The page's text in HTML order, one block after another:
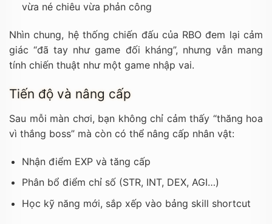
vừa né chiêu vừa phản công
Nhìn chung, hệ thống chiến đấu của RBO đem lại cảm
giác “đã tay như game đối kháng”, nhưng vẫn mang
tính chiến thuật như một game nhập vai.
Tiến độ và nâng cấp
Sau mỗi màn chơi, bạn không chỉ cảm thấy “thăng hoa
vì thắng boss” mà còn có thể nâng cấp nhân vật:
Nhận điểm EXP và tăng cấp
Phân bổ điểm chỉ số (STR, INT, DEX, AGI…)
Học kỹ năng mới, sắp xếp vào bảng skill shortcut